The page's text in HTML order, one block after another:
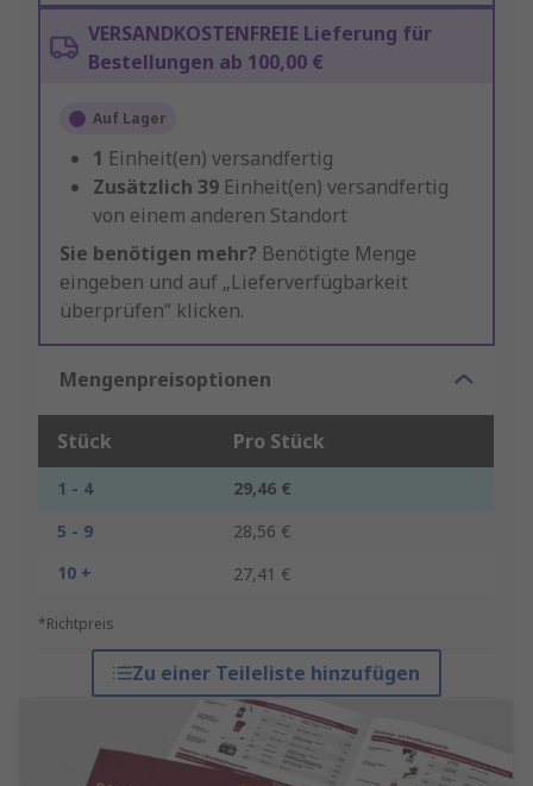
VERSANDKOSTENFREIE Lieferung für
Bestellungen ab 100,00 €
Auf Lager
1 Einheit(en) versandfertig
Zusätzlich 39 Einheit(en) versandfertig
von einem anderen Standort
Sie benötigen mehr? Benötigte Menge
eingeben und auf „Lieferverfügbarkeit
überprüfen“ klicken.
Mengenpreisoptionen
Stück Pro Stück
1 - 4
29,46 €
5 - 9
28,56 €
10 +
27,41 €
*Richtpreis
Zu einer Teileliste hinzufügen